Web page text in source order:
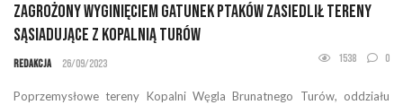
Zagrożony wyginięciem gatunek ptaków zasiedlił tereny
sąsiadujące z Kopalnią Turów
Redakcja 26/09/2023 1538 0
Poprzemysłowe tereny Kopalni Węgla Brunatnego Turów, oddziału